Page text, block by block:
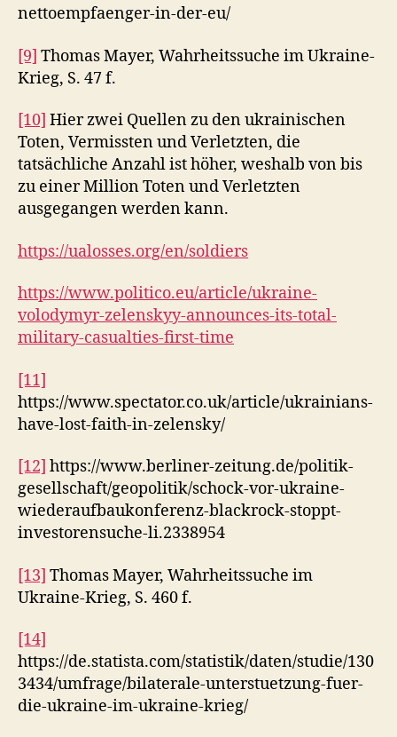
nettoempfaenger-in-der-eu/
[9] Thomas Mayer, Wahrheitssuche im Ukraine-
Krieg, S. 47 f.
[10] Hier zwei Quellen zu den ukrainischen
Toten, Vermissten und Verletzten, die
tatsächliche Anzahl ist höher, weshalb von bis
zu einer Million Toten und Verletzten
ausgegangen werden kann.
https://ualosses.org/en/soldiers
https://www.politico.eu/article/ukraine-
volodymyr-zelenskyy-announces-its-total-
military-casualties-first-time
[11]
https://www.spectator.co.uk/article/ukrainians-
have-lost-faith-in-zelensky/
[12] https://www.berliner-zeitung.de/politik-
gesellschaft/geopolitik/schock-vor-ukraine-
wiederaufbaukonferenz-blackrock-stoppt-
investorensuche-li.2338954
[13] Thomas Mayer, Wahrheitssuche im
Ukraine-Krieg, S. 460 f.
[14]
https://de.statista.com/statistik/daten/studie/130
3434/umfrage/bilaterale-unterstuetzung-fuer-
die-ukraine-im-ukraine-krieg/